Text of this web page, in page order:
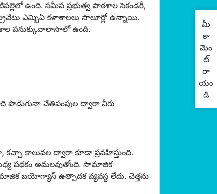
ఉంది. సమీప ప్రభుత్వ పాఠశాల సెకండరీ,
ఎమ్బిఏ కళాశాలలు సాలూర్లో ఉన్నాయి.
పనుక్కువాలాసాలో ఉంది.
పొడుగునా చేతిపంపుల ద్వారా నీరు
, కచ్చా కాలువల ద్వారా కూడా ప్రవహిస్తుంది.
పథకం అమలవుతోంది. సామాజిక
బయోగ్యాస్ ఉత్పాదక వ్యవస్థ లేదు. చెత్తను
మీ
కా
మెం
ట్
రా
యం
డి